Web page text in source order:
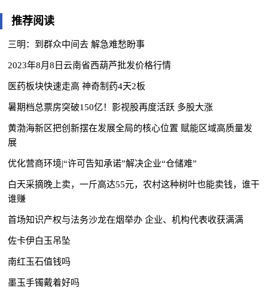
推荐阅读
三明：到群众中间去 解急难愁盼事
2023年8月8日云南省西葫芦批发价格行情
医药板块快速走高 神奇制药4天2板
暑期档总票房突破150亿！影视股再度活跃 多股大涨
黄渤海新区把创新摆在发展全局的核心位置 赋能区域高质量发
展
优化营商环境|“许可告知承诺”解决企业“仓储难”
白天采摘晚上卖，一斤高达55元，农村这种树叶也能卖钱，谁干
谁赚
首场知识产权与法务沙龙在烟举办 企业、机构代表收获满满
佐卡伊白玉吊坠
南红玉石值钱吗
墨玉手镯戴着好吗